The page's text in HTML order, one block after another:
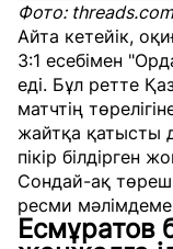
Фото: threads.com
Айта кетейік,
3:1 есебімен
еді. Бұл ретте
матчтің
жайтқа қатысты
пікір білдірген
Сондай-ақ
ресми
Есмұратов